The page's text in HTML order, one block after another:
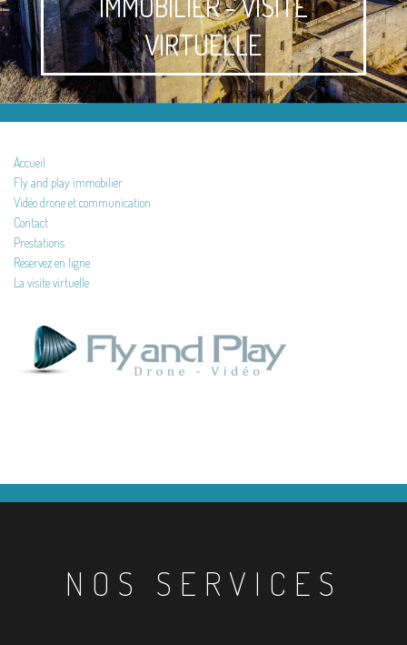
VIRTUELLE
Accueil
Fly and play immobilier
Vidéo drone et communication
Contact
Prestations
Réservez en ligne
La visite virtuelle
NOS SERVICES